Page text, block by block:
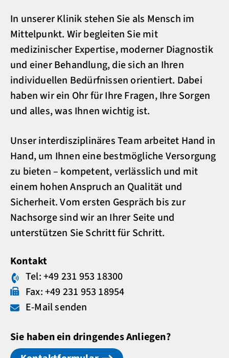
In unserer Klinik stehen Sie als Mensch im
Mittelpunkt. Wir begleiten Sie mit
medizinischer Expertise, moderner Diagnostik
und einer Behandlung, die sich an Ihren
individuellen Bedürfnissen orientiert. Dabei
haben wir ein Ohr für Ihre Fragen, Ihre Sorgen
und alles, was Ihnen wichtig ist.
Unser interdisziplinäres Team arbeitet Hand in
Hand, um Ihnen eine bestmögliche Versorgung
zu bieten – kompetent, verlässlich und mit
einem hohen Anspruch an Qualität und
Sicherheit. Vom ersten Gespräch bis zur
Nachsorge sind wir an Ihrer Seite und
unterstützen Sie Schritt für Schritt.
Kontakt
Tel: +49 231 953 18300
Fax: +49 231 953 18954
E-Mail senden
Sie haben ein dringendes Anliegen?